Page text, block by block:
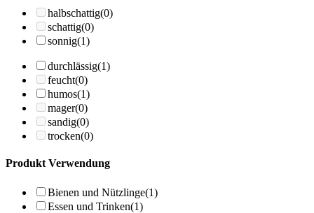
halbschattig(0)
schattig(0)
sonnig(1)
durchlässig(1)
feucht(0)
humos(1)
mager(0)
sandig(0)
trocken(0)
Produkt Verwendung
Bienen und Nützlinge(1)
Essen und Trinken(1)